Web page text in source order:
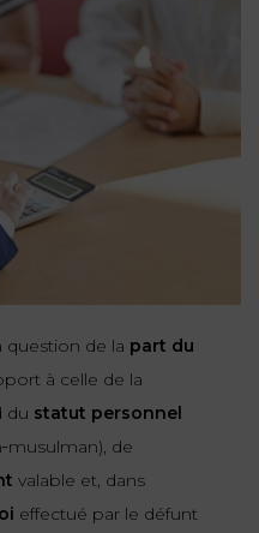
question de la part du
à celle de la
du statut personnel
de
valable et, dans
effectué par le défunt